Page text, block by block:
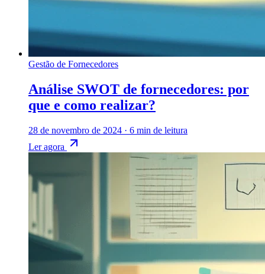
Gestão de Fornecedores
Análise SWOT de fornecedores: por
que e como realizar?
28 de novembro de 2024 · 6 min de leitura
Ler agora